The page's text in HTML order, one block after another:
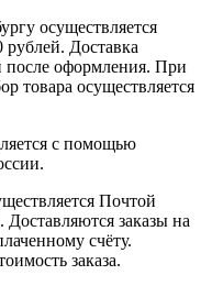
осуществляется
рублей. Доставка
после оформления. При
товара осуществляется
с помощью
Почтой
заказы на
счёту.
заказа.